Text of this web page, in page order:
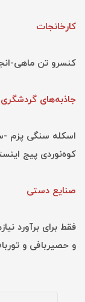
کارخانجات
کنسرو تن ماهی-
جاذبه‌های گردشگری
اسکله سنگی پزم -
کوه‌نوردی پیج
صنایع دستی
فقط برای برآورد
و حصیربافی و